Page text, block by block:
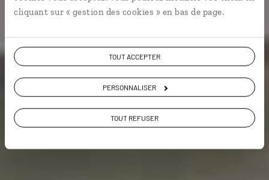
cliquant sur « gestion des cookies » en bas de page.
TOUT ACCEPTER
PERSONNALISER
TOUT REFUSER
VOIR NOS 74 IDÉES DE VOYAGE